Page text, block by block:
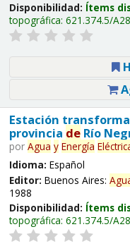
Disponibilidad: Ítems
topográfica: 621.374.5/
Estación
provincia deRío
por Agua y Energía
Idioma: Español
Editor: Buenos Aires:
1988
Disponibilidad: Ítems
topográfica: 621.374.5/